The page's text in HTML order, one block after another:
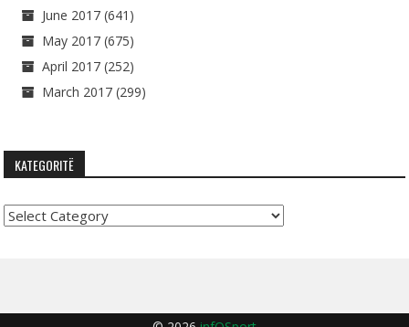
June 2017 (641)
May 2017 (675)
April 2017 (252)
March 2017 (299)
KATEGORITË
Kategoritë